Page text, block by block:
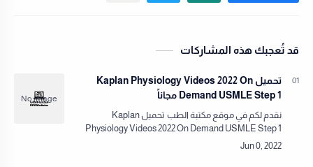
قد تُعجبك هذه المشاركات
تحميل Kaplan Physiology Videos 2022 On
Demand USMLE Step 1 مجاناً
نقدم لكم في موقع مكتبة الطب تحميل Kaplan
Physiology Videos 2022 On Demand USMLE Step 1
مجاناً!نقدم لكم في مكتبة الطب كل ما يلزم من كتب